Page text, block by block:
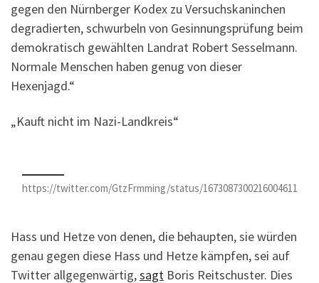
gegen den Nürnberger Kodex zu Versuchskaninchen
degradierten, schwurbeln von Gesinnungsprüfung beim
demokratisch gewählten Landrat Robert Sesselmann.
Normale Menschen haben genug von dieser
Hexenjagd.“
„Kauft nicht im Nazi-Landkreis“
https://twitter.com/GtzFrmming/status/1673087300216004611
Hass und Hetze von denen, die behaupten, sie würden
genau gegen diese Hass und Hetze kämpfen, sei auf
Twitter allgegenwärtig,sagt Boris Reitschuster. Dies